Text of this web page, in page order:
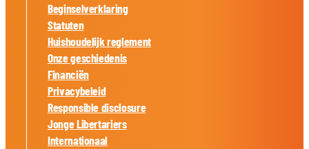
Beginselverklaring
Statuten
Huishoudelijk reglement
Onze geschiedenis
Financiën
Privacybeleid
Responsible disclosure
Jonge Libertariers
Internationaal